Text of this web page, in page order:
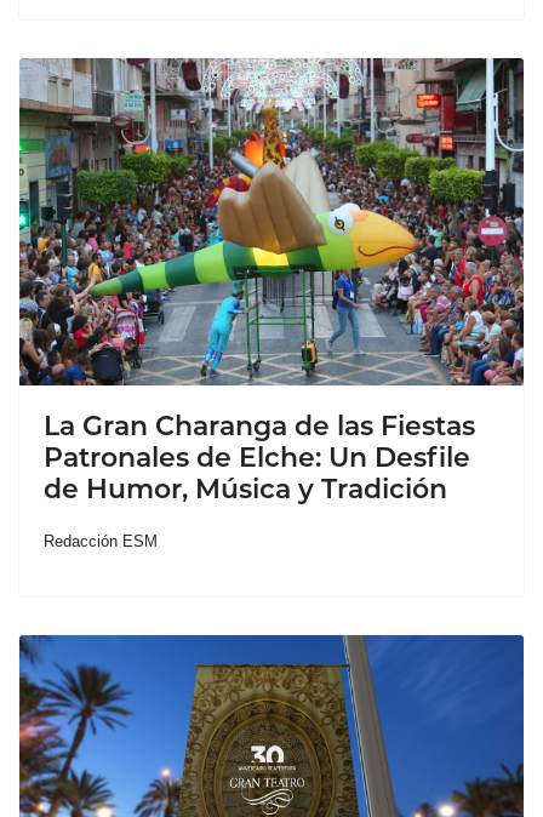
La Gran Charanga de las Fiestas
Patronales de Elche: Un Desfile
de Humor, Música y Tradición
Redacción ESM